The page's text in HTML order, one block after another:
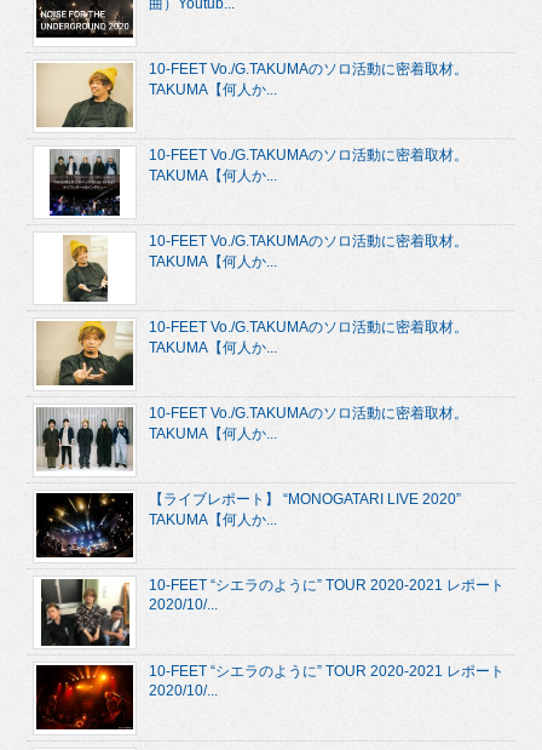
曲）Youtub...
10-FEET Vo./G.TAKUMAのソロ活動に密着取材。
TAKUMA【何人か...
10-FEET Vo./G.TAKUMAのソロ活動に密着取材。
TAKUMA【何人か...
10-FEET Vo./G.TAKUMAのソロ活動に密着取材。
TAKUMA【何人か...
10-FEET Vo./G.TAKUMAのソロ活動に密着取材。
TAKUMA【何人か...
10-FEET Vo./G.TAKUMAのソロ活動に密着取材。
TAKUMA【何人か...
【ライブレポート】 “MONOGATARI LIVE 2020”
TAKUMA【何人か...
10-FEET “シエラのように” TOUR 2020-2021 レポート
2020/10/...
10-FEET “シエラのように” TOUR 2020-2021 レポート
2020/10/...